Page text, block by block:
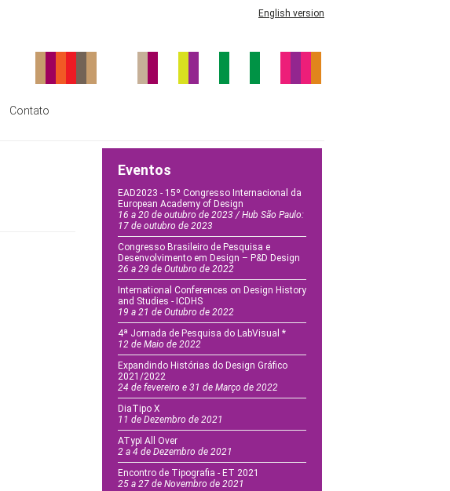
English version
Contato
Eventos
EAD2023 - 15º Congresso Internacional da
European Academy of Design
16 a 20 de outubro de 2023 / Hub São Paulo:
17 de outubro de 2023
Congresso Brasileiro de Pesquisa e
Desenvolvimento em Design – P&D Design
26 a 29 de Outubro de 2022
International Conferences on Design History
and Studies - ICDHS
19 a 21 de Outubro de 2022
4ª Jornada de Pesquisa do LabVisual *
12 de Maio de 2022
Expandindo Histórias do Design Gráfico
2021/2022
24 de fevereiro e 31 de Março de 2022
DiaTipo X
11 de Dezembro de 2021
ATypI All Over
2 a 4 de Dezembro de 2021
Encontro de Tipografia - ET 2021
25 a 27 de Novembro de 2021